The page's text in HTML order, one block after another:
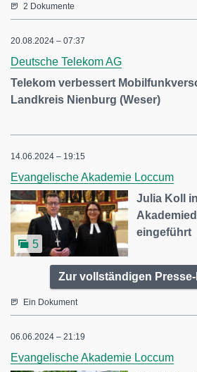
2 Dokumente
20.08.2024 – 07:37
Deutsche Telekom AG
Telekom verbessert
Landkreis Nienburg (Weser)
14.06.2024 – 19:15
Evangelische Akademie Loccum
5
Julia Koll
eingeführt
Zur vollständigen
Ein Dokument
06.06.2024 – 21:19
Evangelische Akademie Loccum